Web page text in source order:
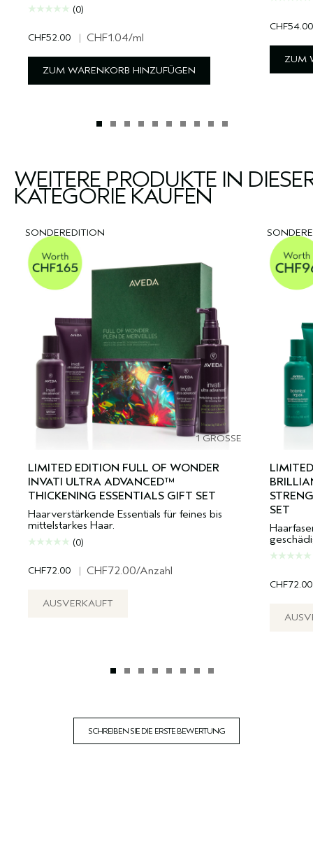
(0)
CHF52.00 | CHF1.04/ml
ZUM WARENKORB HINZUFÜGEN
CHF54.00
ZUM
WEITERE PRODUKTE IN
KATEGORIE KAUFEN
SONDEREDITION
1 GRÖSSE
LIMITED EDITION FULL OF WONDER
INVATI ULTRA ADVANCED™
THICKENING ESSENTIALS GIFT SET
Haarverstärkende Essentials für feines bis
mittelstarkes Haar.
(0)
CHF72.00 | CHF72.00/Anzahl
AUSVERKAUFT
SET
CHF72.00
SCHREIBEN SIE DIE ERSTE BEWERTUNG